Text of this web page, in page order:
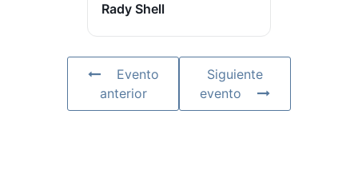
Rady Shell
Evento
anterior
Siguiente
evento